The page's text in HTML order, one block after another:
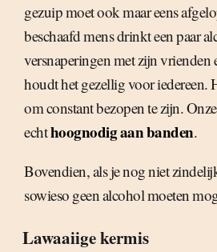
gezuip moet ook maar eens
beschaafd mens drinkt een paar
versnaperingen met zijn vrienden
houdt het gezellig voor iedereen.
om constant bezopen te zijn.
echthoognodig aan banden.
Bovendien, als je nog niet
sowieso geen alcohol moeten
Lawaaiige kermis